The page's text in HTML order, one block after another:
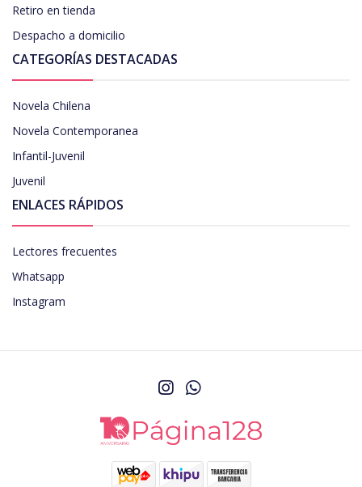
Retiro en tienda
Despacho a domicilio
CATEGORÍAS DESTACADAS
Novela Chilena
Novela Contemporanea
Infantil-Juvenil
Juvenil
ENLACES RÁPIDOS
Lectores frecuentes
Whatsapp
Instagram